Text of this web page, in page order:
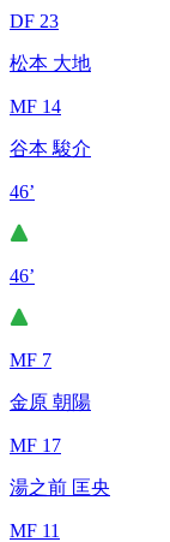
DF 23
松本 大地
MF 14
谷本 駿介
46’
46’
MF 7
金原 朝陽
MF 17
湯之前 匡央
MF 11